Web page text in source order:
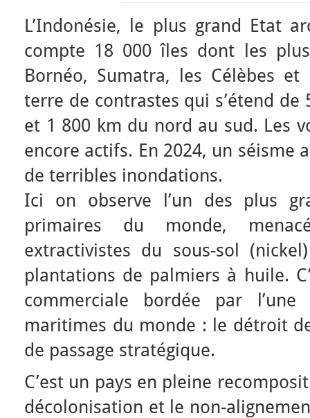
L’Indonésie, le plus grand Etat
compte 18 000 îles dont les
Bornéo, Sumatra, les Célèbes et
terre de contrastes qui s’étend de
et 1 800 km du nord au sud. Les
encore actifs. En 2024, un séisme
de terribles inondations.
Ici on observe l’un des plus
primaires du monde,
extractivistes du sous-sol
plantations de palmiers à huile.
commerciale bordée par
maritimes du monde : le détroit
de passage stratégique.
C’est un pays en pleine
décolonisation et le non-